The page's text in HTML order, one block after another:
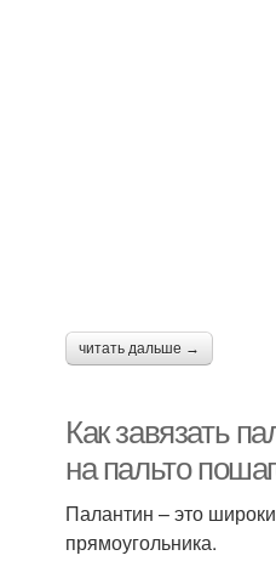
читать дальше →
Как завязать
на пальто
Палантин – это
прямоугольника.